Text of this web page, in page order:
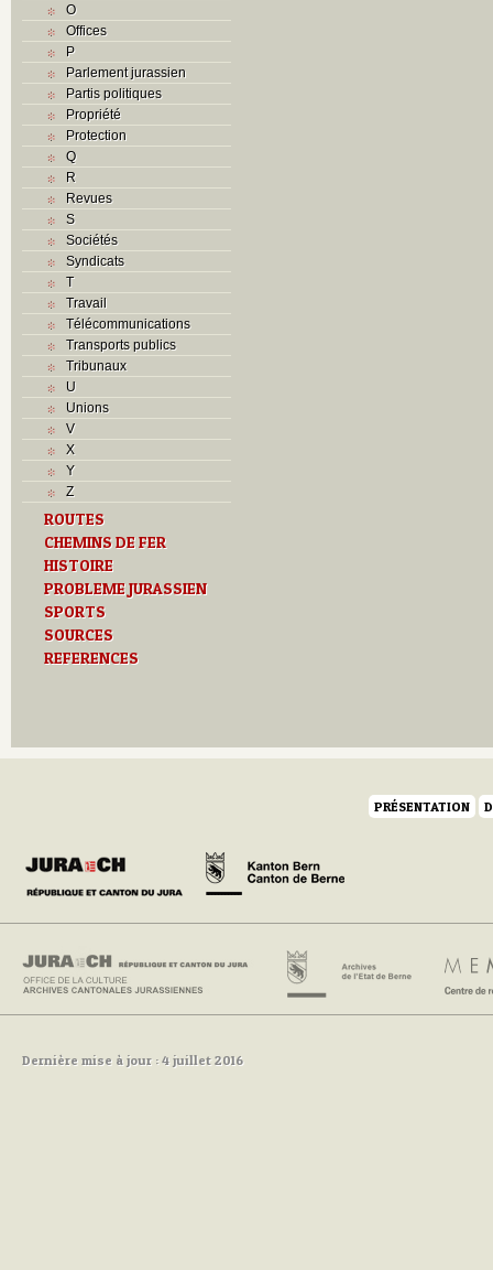
O
Offices
P
Parlement jurassien
Partis politiques
Propriété
Protection
Q
R
Revues
S
Sociétés
Syndicats
T
Travail
Télécommunications
Transports publics
Tribunaux
U
Unions
V
X
Y
Z
ROUTES
CHEMINS DE FER
HISTOIRE
PROBLEME JURASSIEN
SPORTS
SOURCES
REFERENCES
PRÉSENTATION
Dernière mise à jour : 4 juillet 2016